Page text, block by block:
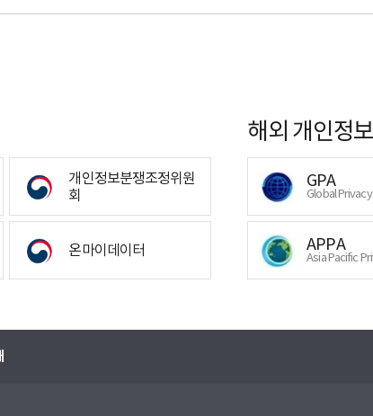
개인정보분쟁조정위원
회
온마이데이터
해외 개인정
GPA
Global
APPA
Asia Pacific